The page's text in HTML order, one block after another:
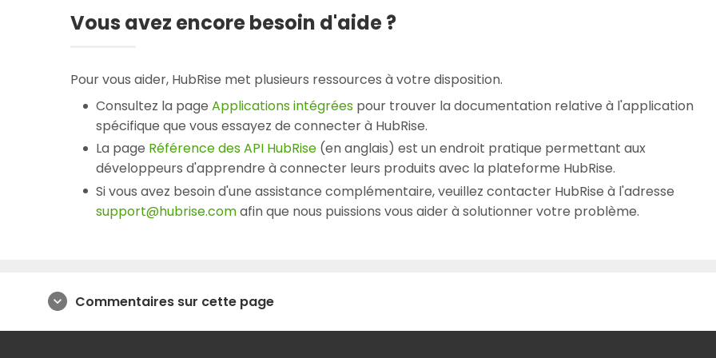
Vous avez encore besoin d'aide ?
Pour vous aider, HubRise met plusieurs ressources à votre disposition.
Consultez la page Applications intégrées pour trouver la documentation relative à l'application
spécifique que vous essayez de connecter à HubRise.
La page Référence des API HubRise (en anglais) est un endroit pratique permettant aux
développeurs d'apprendre à connecter leurs produits avec la plateforme HubRise.
Si vous avez besoin d'une assistance complémentaire, veuillez contacter HubRise à l'adresse
support@hubrise.comafin que nous puissions vous aider à solutionner votre problème.
expand_more Commentaires sur cette page